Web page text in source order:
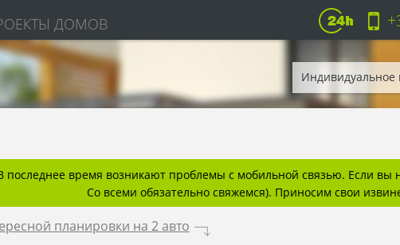
ДОМОВ
Индивидуальное
последнее время возникают проблемы с мобильной связью. Если вы
Со всеми обязательно свяжемся). Приносим свои
планировки на 2 авто .